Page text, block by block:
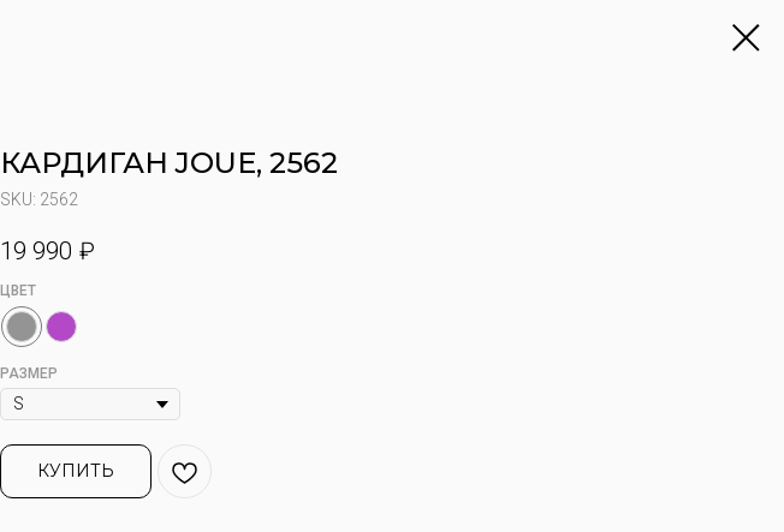
КАРДИГАН JOUE, 2562
SKU: 2562
19 990 ₽
ЦВЕТ
РАЗМЕР
КУПИТЬ